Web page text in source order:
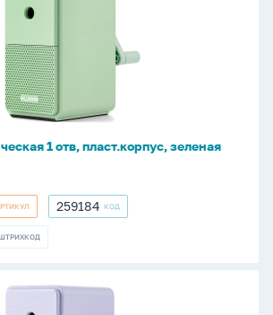
1 отв, пласт.корпус, зеленая
259184
259184 КОД